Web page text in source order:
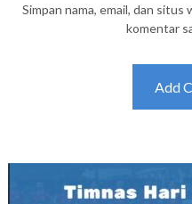
Simpan nama, email, dan
komentar